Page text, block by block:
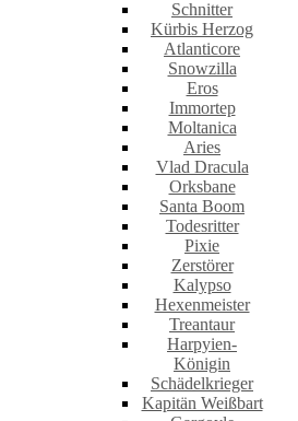
Schnitter
Kürbis Herzog
Atlanticore
Snowzilla
Eros
Immortep
Moltanica
Aries
Vlad Dracula
Orksbane
Santa Boom
Todesritter
Pixie
Zerstörer
Kalypso
Hexenmeister
Treantaur
Harpyien-
Königin
Schädelkrieger
Kapitän Weißbart